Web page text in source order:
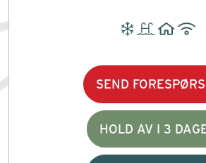
SEND
HOLD AV I 3